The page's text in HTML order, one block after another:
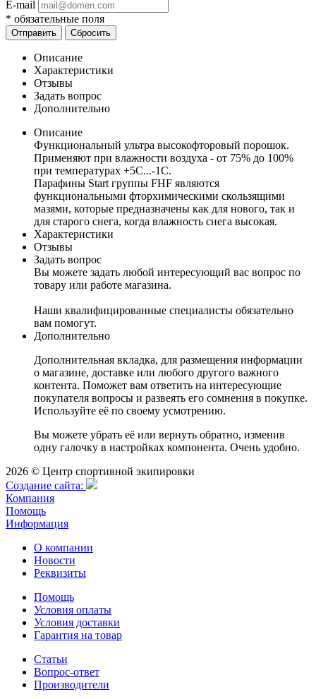
E-mail
* обязательные поля
Сбросить
Описание
Характеристики
Отзывы
Задать вопрос
Дополнительно
Описание
Функциональный ультра высокофторовый порошок.
Применяют при влажности воздуха - от 75% до 100%
при температурах +5С...-1С.
Парафины Start группы FHF являются
функциональными фторхимическими скользящими
мазями, которые предназначены как для нового, так и
для старого снега, когда влажность снега высокая.
Характеристики
Отзывы
Задать вопрос
Вы можете задать любой интересующий вас вопрос по
товару или работе магазина.
Наши квалифицированные специалисты обязательно
вам помогут.
Дополнительно
Дополнительная вкладка, для размещения информации
о магазине, доставке или любого другого важного
контента. Поможет вам ответить на интересующие
покупателя вопросы и развеять его сомнения в покупке.
Используйте её по своему усмотрению.
Вы можете убрать её или вернуть обратно, изменив
одну галочку в настройках компонента. Очень удобно.
2026 © Центр спортивной экипировки
Cоздание сайта:
Компания
Помощь
Информация
О компании
Новости
Реквизиты
Помощь
Условия оплаты
Условия доставки
Гарантия на товар
Статьи
Вопрос-ответ
Производители